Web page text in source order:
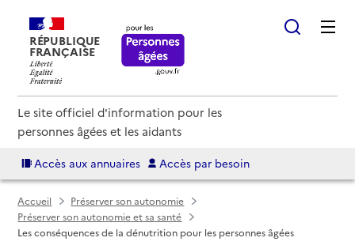
RÉPUBLIQUE
FRANÇAISE
Le site officiel d'information pour les
personnes âgées et les aidants
Accès aux annuaires Accès par besoin
Accueil
Préserver son autonomie
Préserver son autonomie et sa santé
Les conséquences de la dénutrition pour les personnes âgées